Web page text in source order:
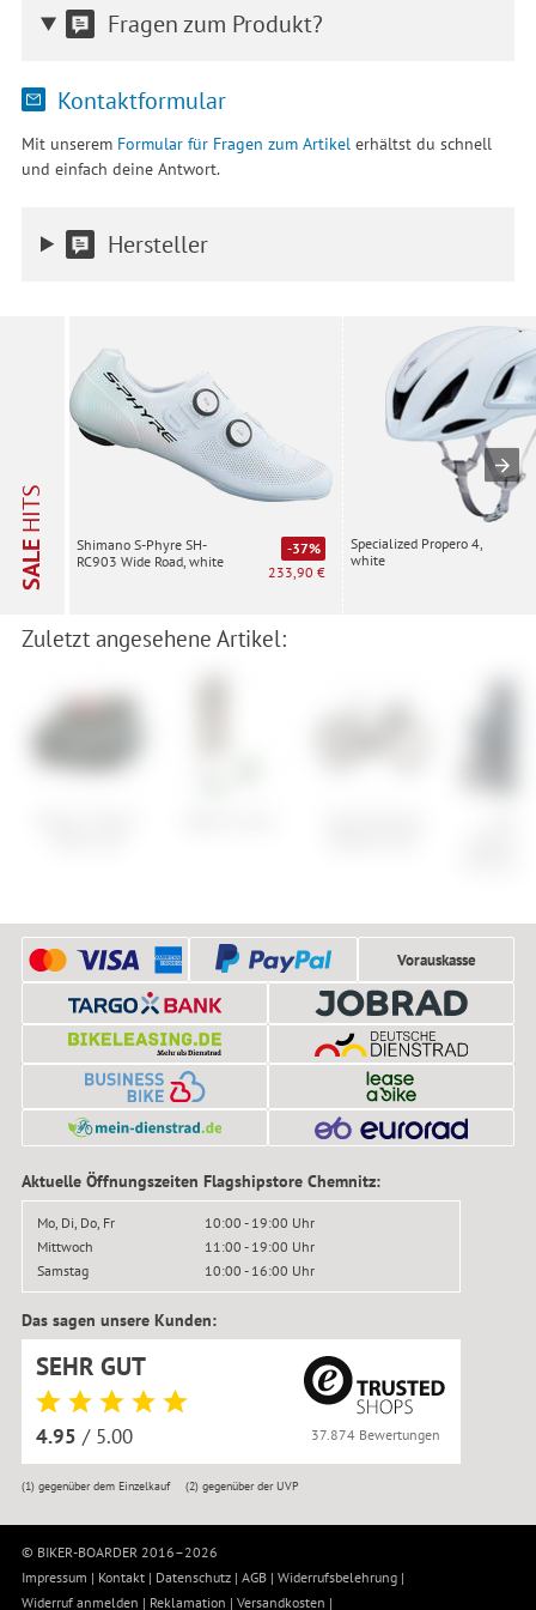
Fragen zum Produkt?
Kontaktformular
Mit unserem Formular für Fragen zum Artikelerhältst du schnell
und einfach deine Antwort.
Hersteller
SALE
HITS
Shimano S-Phyre SH-
RC903 Wide Road, white
-37%
233,90 €
Specialized Propero 4,
white
Zuletzt angesehene Artikel:
Vorauskasse
Aktuelle Öffnungszeiten Flagshipstore Chemnitz:
Mo, Di, Do, Fr
10:00 - 19:00 Uhr
Mittwoch
11:00 - 19:00 Uhr
Samstag
10:00 - 16:00 Uhr
Das sagen unsere Kunden:
SEHR GUT
4.95 / 5.00 37.874 Bewertungen
(1)gegenüber dem Einzelkauf (2) gegenüber der UVP
© BIKER-BOARDER 2016–2026
Impressum | Kontakt | Datenschutz | AGB | Widerrufsbelehrung |
Widerruf anmelden | Reklamation | Versandkosten |